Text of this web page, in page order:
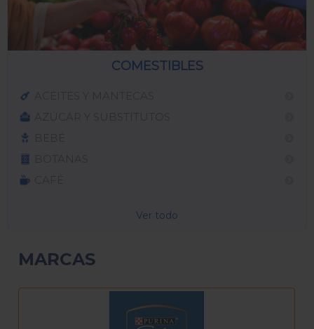
COMESTIBLES
Ver todo
MARCAS